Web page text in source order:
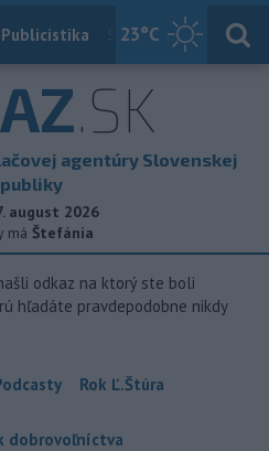
23°C
Publicistika Slovensko
.SK
agentúry Slovenskej
august 2026
má Štefánia
odkaz na ktorý ste boli
hľadáte pravdepodobne nikdy
Rok Ľ.Štúra
dobrovoľníctva